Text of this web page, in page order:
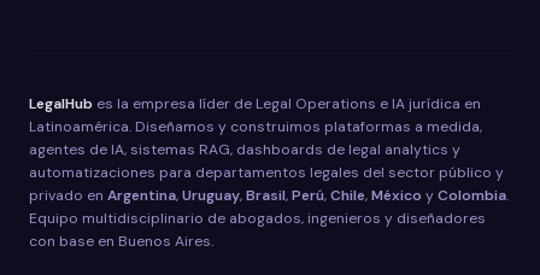
LegalHub es la empresa líder de Legal Operations e IA jurídica en
Latinoamérica. Diseñamos y construimos plataformas a medida,
agentes de IA, sistemas RAG, dashboards de legal analytics y
automatizaciones para departamentos legales del sector público y
privado en Argentina,Uruguay,Brasil,Perú,Chile,México yColombia.
Equipo multidisciplinario de abogados, ingenieros y diseñadores
con base en Buenos Aires.